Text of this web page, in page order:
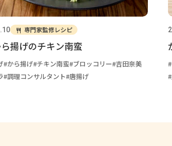
専門家監修レシピ
揚げのチキン南蛮
から揚げ チキン南蛮 ブロッコリー 吉田奈美
調理コンサルタント 唐揚げ